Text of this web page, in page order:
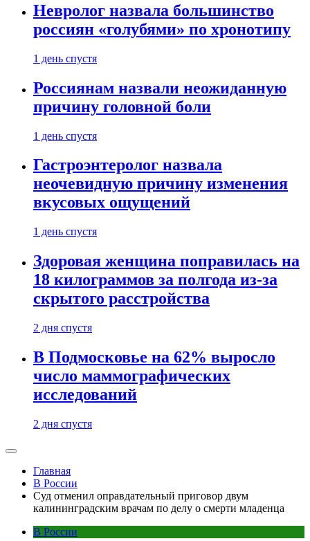
Невролог назвала большинство
россиян «голубями» по хронотипу
1 день спустя
Россиянам назвали неожиданную
причину головной боли
1 день спустя
Гастроэнтеролог назвала
неочевидную причину изменения
вкусовых ощущений
1 день спустя
Здоровая женщина поправилась на
18 килограммов за полгода из-за
скрытого расстройства
2 дня спустя
В Подмосковье на 62% выросло
число маммографических
исследований
2 дня спустя
Главная
В России
Суд отменил оправдательный приговор двум
калининградским врачам по делу о смерти младенца
В России